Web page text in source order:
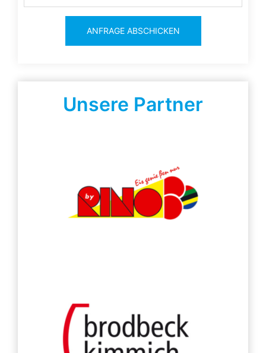
ANFRAGE ABSCHICKEN
Unsere Partner